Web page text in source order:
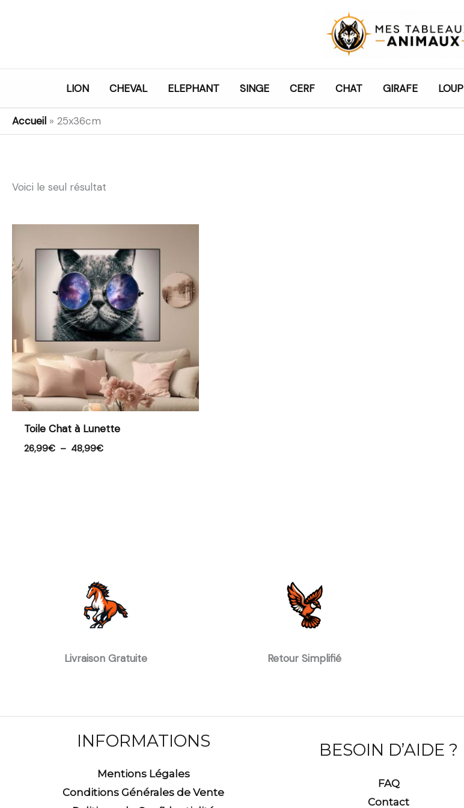
LION CHEVAL ELEPHANT SINGE CERF CHAT GIRAFE LOUP
Accueil » 25x36cm
Voici le seul résultat
Toile Chat à Lunette
26,99€ – 48,99€
prix :
26,99€
à
48,99€
Livraison Gratuite Retour Simplifié
INFORMATIONS
Mentions Légales
Conditions Générales de Vente
BESOIN D’AIDE ?
FAQ
Contact